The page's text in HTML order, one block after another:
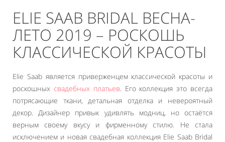
ELIE SAAB BRIDAL ВЕСНА-
ЛЕТО 2019 – РОСКОШЬ
КЛАССИЧЕСКОЙ КРАСОТЫ
Elie Saab является приверженцем классической красоты и
роскошных свадебных платьев. Его коллекция это всегда
потрясающие ткани, детальная отделка и невероятный
декор. Дизайнер привык удивлять модниц, но остаётся
верным своему вкусу и фирменному стилю. Не стала
исключением и новая свадебная коллекция Elie Saab Bridal